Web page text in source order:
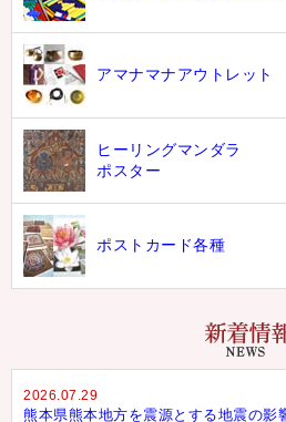
アマナマナアウトレット
ヒーリングマンダラ
ポスター
ポストカード各種
2026.07.29
熊本県熊本地方を震源とする地震の影